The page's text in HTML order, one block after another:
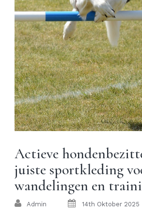
Actieve
juiste sportkleding
wandelingen en
Admin 14th Oktober 2025